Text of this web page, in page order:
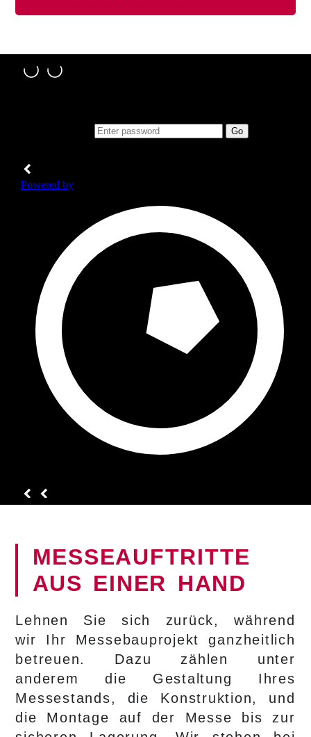
MESSEAUFTRITTE
AUS EINER HAND
Lehnen Sie sich zurück, während
wir Ihr Messebauprojekt ganzheitlich
betreuen. Dazu zählen unter
anderem die Gestaltung Ihres
Messestands, die Konstruktion, und
die Montage auf der Messe bis zur